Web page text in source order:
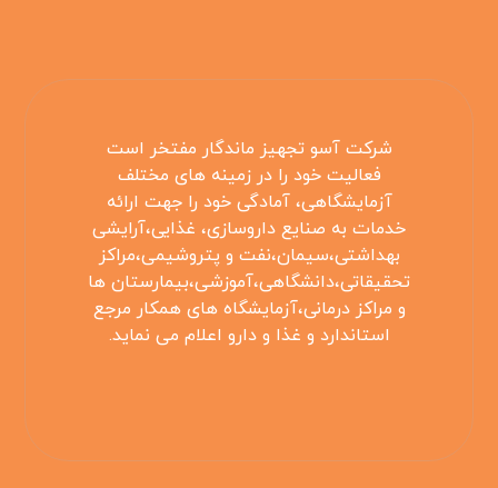
شرکت آسو تجهیز ماندگار مفتخر است
فعالیت خود را در زمینه های مختلف
آزمایشگاهی، آمادگی خود را جهت ارائه
خدمات به صنایع داروسازی، غذایی،آرایشی
بهداشتی،سیمان،نفت و پتروشیمی،مراکز
تحقیقاتی،دانشگاهی،آموزشی،بیمارستان ها
و مراکز درمانی،آزمایشگاه های همکار مرجع
استاندارد و غذا و دارو اعلام می نماید.